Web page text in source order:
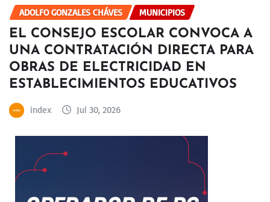
ADOLFO GONZALES CHÁVES MUNICIPIOS
EL CONSEJO ESCOLAR CONVOCA A
UNA CONTRATACIÓN DIRECTA PARA
OBRAS DE ELECTRICIDAD EN
ESTABLECIMIENTOS EDUCATIVOS
index Jul 30, 2026